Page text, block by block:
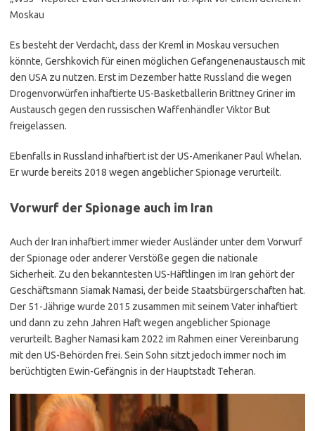
Moskau
Es besteht der Verdacht, dass der Kreml in Moskau versuchen
könnte, Gershkovich für einen möglichen Gefangenenaustausch mit
den USA zu nutzen. Erst im Dezember hatte Russland die wegen
Drogenvorwürfen inhaftierte US-Basketballerin Brittney Griner im
Austausch gegen den russischen Waffenhändler Viktor But
freigelassen.
Ebenfalls in Russland inhaftiert ist der US-Amerikaner Paul Whelan.
Er wurde bereits 2018 wegen angeblicher Spionage verurteilt.
Vorwurf der Spionage auch im Iran
Auch der Iran inhaftiert immer wieder Ausländer unter dem Vorwurf
der Spionage oder anderer Verstöße gegen die nationale
Sicherheit. Zu den bekanntesten US-Häftlingen im Iran gehört der
Geschäftsmann Siamak Namasi, der beide Staatsbürgerschaften hat.
Der 51-Jährige wurde 2015 zusammen mit seinem Vater inhaftiert
und dann zu zehn Jahren Haft wegen angeblicher Spionage
verurteilt. Bagher Namasi kam 2022 im Rahmen einer Vereinbarung
mit den US-Behörden frei. Sein Sohn sitzt jedoch immer noch im
berüchtigten Ewin-Gefängnis in der Hauptstadt Teheran.